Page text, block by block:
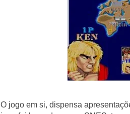
O jogo em si, dispensa